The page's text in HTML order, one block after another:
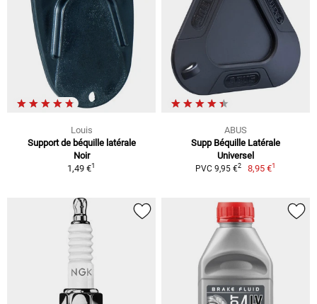
Louis
Support de béquille latérale
Noir
1,49 €1
ABUS
Supp Béquille Latérale
Universel
PVC 9,95 €2 8,95 €1